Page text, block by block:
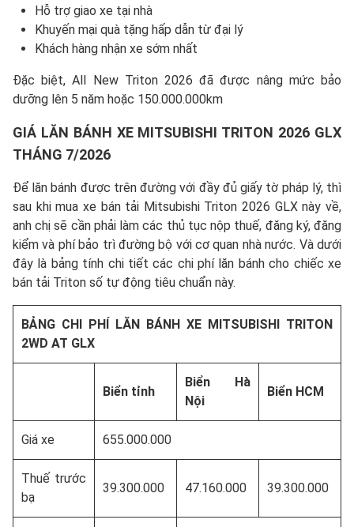
Hỗ trợ giao xe tại nhà
Khuyến mại quà tặng hấp dẫn từ đại lý
Khách hàng nhận xe sớm nhất
Đặc biệt, All New Triton 2026 đã được nâng mức bảo
dưỡng lên 5 năm hoặc 150.000.000km
GIÁ LĂN BÁNH XE MITSUBISHI TRITON 2026 GLX
THÁNG 7/2026
Để lăn bánh được trên đường với đầy đủ giấy tờ pháp lý, thì
sau khi mua xe bán tải Mitsubishi Triton 2026 GLX này về,
anh chị sẽ cần phải làm các thủ tục nộp thuế, đăng ký, đăng
kiểm và phí bảo trì đường bộ với cơ quan nhà nước. Và dưới
đây là bảng tính chi tiết các chi phí lăn bánh cho chiếc xe
bán tải Triton số tự động tiêu chuẩn này.
BẢNG CHI PHÍ LĂN BÁNH XE MITSUBISHI TRITON
2WD AT GLX
Biển tỉnh
Biển Hà
Nội
Biển HCM
Giá xe 655.000.000
Thuế trước
bạ
39.300.000 47.160.000 39.300.000